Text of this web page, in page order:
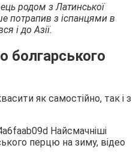
родом з Латинської
потрапив з іспанцями в
і до Азії.
болгарського
як самостійно, так і з